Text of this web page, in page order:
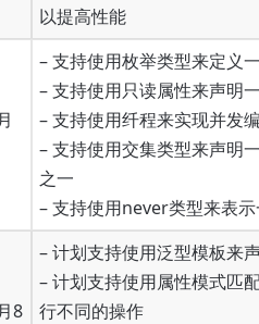
以提高性能
– 支持使用枚举类型来定义
– 支持使用只读属性来声明
– 支持使用纤程来实现并发
– 支持使用交集类型来声明
之一
– 支持使用never类型来表
8
– 计划支持使用泛型模板来
– 计划支持使用属性模式匹
行不同的操作